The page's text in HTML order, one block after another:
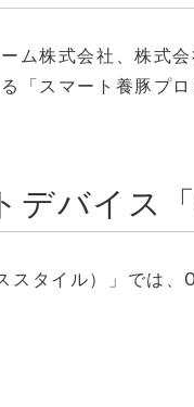
ム株式会社、株式
「スマート養豚プロ
デバイス
タイル）」では